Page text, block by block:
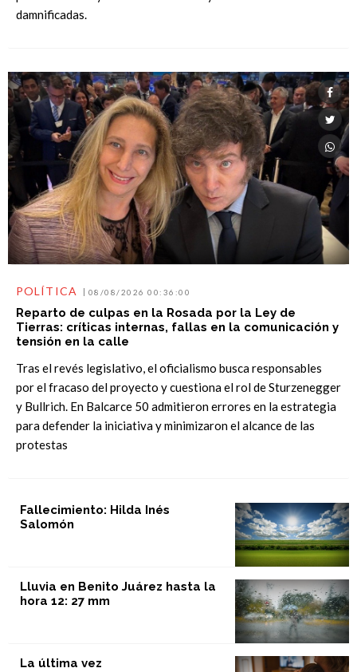
damnificadas.
POLÍTICA 08/08/2026 00:36:00
Reparto de culpas en la Rosada por la Ley de
Tierras: críticas internas, fallas en la comunicación y
tensión en la calle
Tras el revés legislativo, el oficialismo busca responsables
por el fracaso del proyecto y cuestiona el rol de Sturzenegger
y Bullrich. En Balcarce 50 admitieron errores en la estrategia
para defender la iniciativa y minimizaron el alcance de las
protestas
Fallecimiento: Hilda Inés
Salomón
Lluvia en Benito Juárez hasta la
hora 12: 27 mm
La última vez